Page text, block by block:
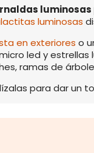
luminosas
en exteriores o
led y
ramas de
para dar un